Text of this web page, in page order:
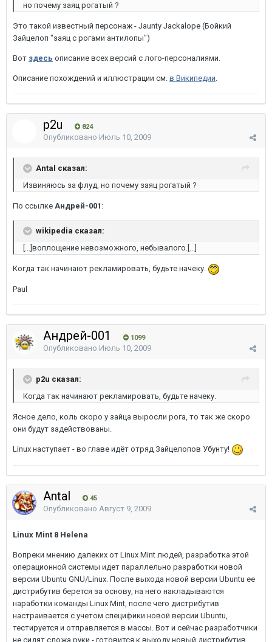
но почему заяц рогатый ?
Это такой известный персонаж - Jaunty Jackalope (Бойкий
Зайцелоп "заяц с рогами антилопы")
Вот здесь описание всех версий с лого-персоналиями.
Описание похождений и иллюстрации см. в Википедии.
p2u 824
Опубликовано Июль 10, 2009
Antal сказал:
Извиняюсь за флуд, но почему заяц рогатый ?
По ссылке Андрей-001 :
wikipedia сказал:
[...]воплощение невозможного, небывалого.[...]
Когда так начинают рекламировать, будьте начеку.
Paul
Андрей-001 1099
Опубликовано Июль 10, 2009
p2u сказал:
Когда так начинают рекламировать, будьте начеку.
Ясное дело, коль скоро у зайца выросли рога, то так же скоро
они будут задействованы.
Linux наступает - во главе идёт отряд Зайцелопов Убунту!
Antal 45
Опубликовано Август 9, 2009
Linux Mint 8 Helena
Вопреки мнению далеких от Linux Mint людей, разработка этой
операционной системы идет параллельно разработки новой
версии Ubuntu GNU/Linux. После выхода новой версии Ubuntu ее
дистрибутив берется за основу, на него накладываются
наработки команды Linux Mint, после чего дистрибутив
настраивается с учетом специфики новой версии Ubuntu,
тестируется и отправляется в массы. Вот и сейчас разработчики
не сидят сложа руки - готовится к выходу новый дистрибутив